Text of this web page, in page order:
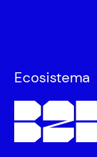
Ecosistema